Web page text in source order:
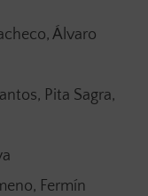
Álvaro
Pita Sagra,
Fermín